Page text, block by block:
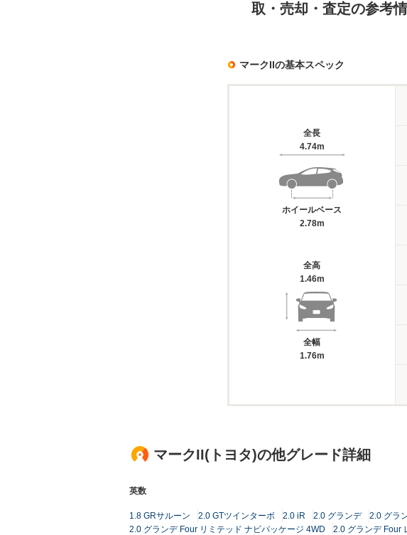
取・売却・査定の参考
マークIIの基本スペック
全長
4.74m
ホイールベース
2.78m
全高
1.46m
全幅
1.76m
マークII(トヨタ)の他グレード詳細
英数
1.8 GRサルーン 2.0 GTツインターボ 2.0 iR 2.0 グランデ 2.0 グラ
2.0 グランデ Four リミテッド ナビパッケージ 4WD
2.0 グランデ Four